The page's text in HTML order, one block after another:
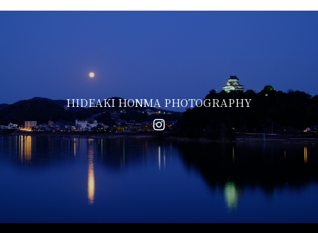
HIDEAKI HONMA PHOTOGRAPHY